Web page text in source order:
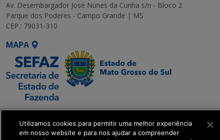
Av. Desembargador José Nunes da Cunha s/n - Bloco 2
Parque dos Poderes - Campo Grande | MS
CEP.: 79031-310
MAPA
SETDIG | Secretaria-
Executiva de
Transformação Digital
Utilizamos cookies para permitir uma melhor experiência
em nosso website e para nos ajudar a compreender